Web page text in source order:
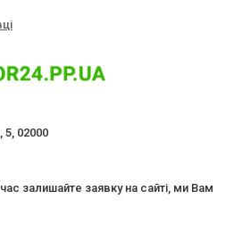
02000
час залишайте заявку на сайті, ми Вам